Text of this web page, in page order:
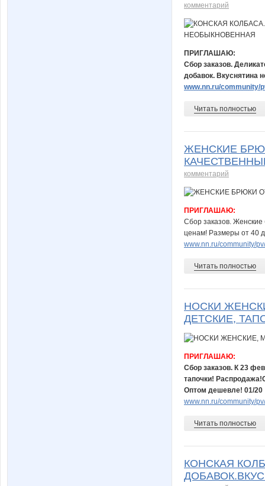
комментарий
ПРИГЛАШАЮ:
Сбор заказов.
добавок. Вкуснятина
www.nn.ru/community/
Читать полностью
ЖЕНСКИЕ
комментарий
ПРИГЛАШАЮ:
Сбор заказов.
ценам! Размеры от 40
www.nn.ru/community/
Читать полностью
НОСКИ
ДЕТСКИЕ,
ПРИГЛАШАЮ:
Сбор заказов. К 23
тапочки!
Оптом дешевле! 01/20
www.nn.ru/community/
Читать полностью
КОНСКАЯ